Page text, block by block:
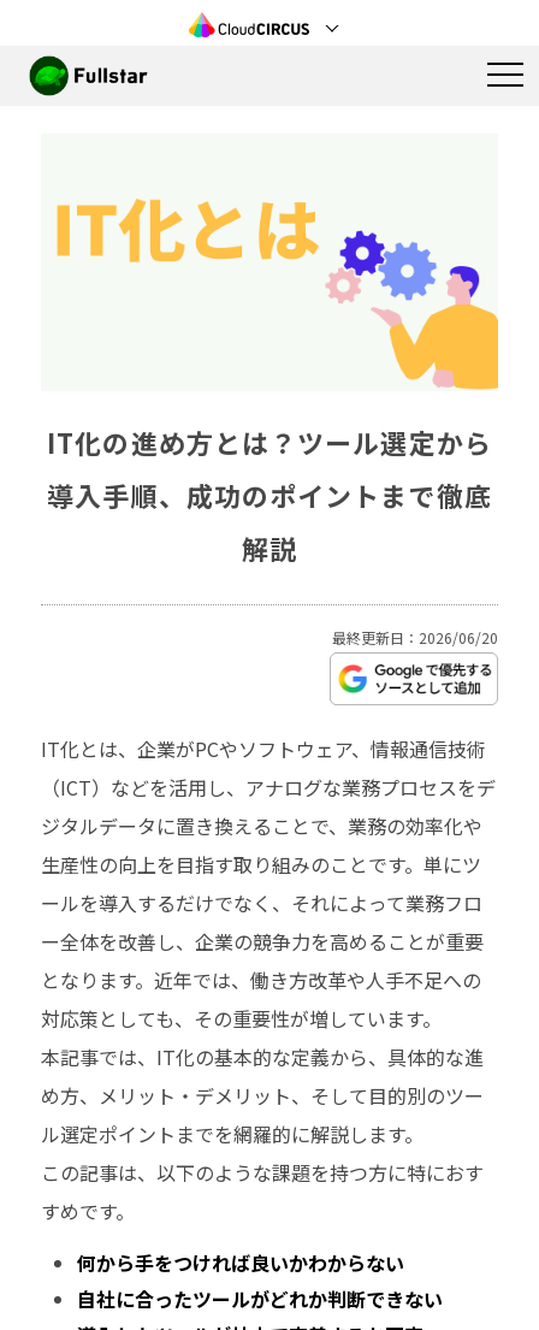
IT化の進め方とは？ツール選定から
導入手順、成功のポイントまで徹底
解説
最終更新日：2026/06/20
IT化とは、企業がPCやソフトウェア、情報通信技術
（ICT）などを活用し、アナログな業務プロセスをデ
ジタルデータに置き換えることで、業務の効率化や
生産性の向上を目指す取り組みのことです。単にツ
ールを導入するだけでなく、それによって業務フロ
ー全体を改善し、企業の競争力を高めることが重要
となります。近年では、働き方改革や人手不足への
対応策としても、その重要性が増しています。
本記事では、IT化の基本的な定義から、具体的な進
め方、メリット・デメリット、そして目的別のツー
ル選定ポイントまでを網羅的に解説します。
この記事は、以下のような課題を持つ方に特におす
すめです。
何から手をつければ良いかわからない
自社に合ったツールがどれか判断できない